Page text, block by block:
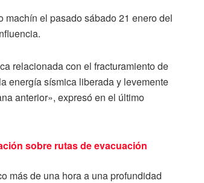
el pasado sábado 21 enero del
relacionada con el fracturamiento de
energía sísmica liberada y levemente
anterior», expresó en el último
sobre rutas de evacuación
más de una hora a una profundidad